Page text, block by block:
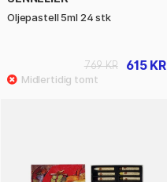
Oljepastell 5ml 24 stk
615 KR
769 KR